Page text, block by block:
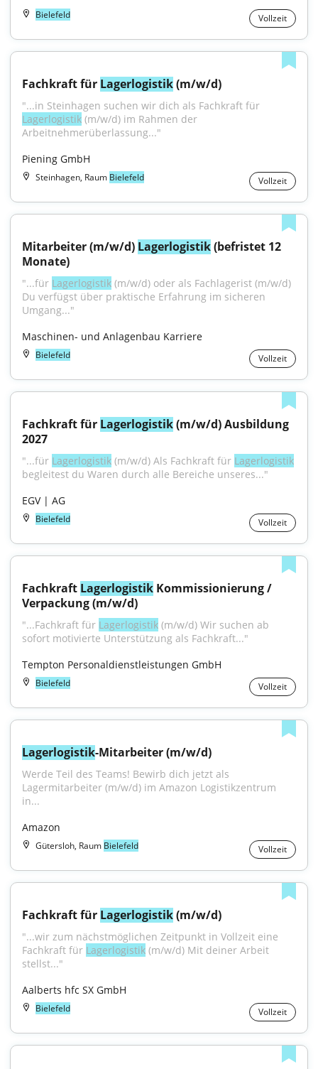
Bielefeld Vollzeit
Fachkraft für Lagerlogistik (m/w/d)
Lagerlogistik (m/w/d) im Rahmen der
Arbeitnehmerüberlassung..."
Piening GmbH
Steinhagen, Raum Bielefeld Vollzeit
Mitarbeiter (m/w/d) Lagerlogistik (befristet 12
Monate)
"...für Lagerlogistik (m/w/d) oder als Fachlagerist (m/w/d)
Du verfügst über praktische Erfahrung im sicheren
Umgang..."
Maschinen- und Anlagenbau Karriere
Bielefeld Vollzeit
Fachkraft für Lagerlogistik (m/w/d) Ausbildung
2027
"...für Lagerlogistik (m/w/d) Als Fachkraft für Lagerlogistik
begleitest du Waren durch alle Bereiche unseres..."
EGV | AG
Bielefeld Vollzeit
Fachkraft Lagerlogistik Kommissionierung /
Verpackung (m/w/d)
"...Fachkraft für Lagerlogistik (m/w/d) Wir suchen ab
sofort motivierte Unterstützung als Fachkraft..."
Tempton Personaldienstleistungen GmbH
Bielefeld Vollzeit
Lagerlogistik-Mitarbeiter (m/w/d)
Werde Teil des Teams! Bewirb dich jetzt als
Lagermitarbeiter (m/w/d) im Amazon Logistikzentrum
in...
Amazon
Gütersloh, Raum Bielefeld Vollzeit
Fachkraft für Lagerlogistik (m/w/d)
"...wir zum nächstmöglichen Zeitpunkt in Vollzeit eine
Fachkraft für Lagerlogistik (m/w/d) Mit deiner Arbeit
stellst..."
Aalberts hfc SX GmbH
Bielefeld Vollzeit